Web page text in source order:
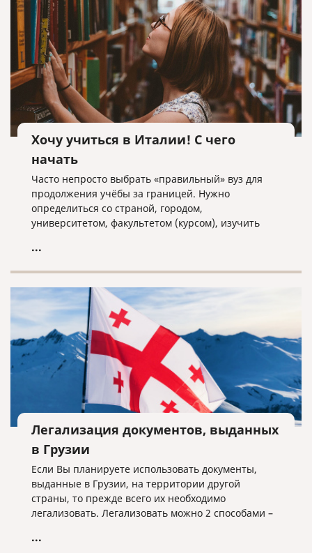
Хочу учиться в Италии! С чего
начать
Часто непросто выбрать «правильный» вуз для
продолжения учёбы за границей. Нужно
определиться со страной, городом,
университетом, факультетом (курсом), изучить
документы для поступления, подготовиться и
становится еще сложнее. Но если выбор уже пал
на Италию, мы поможем разобраться во многих
нюансах.
...
Легализация документов, выданных
в Грузии
Если Вы планируете использовать документы,
выданные в Грузии, на территории другой
страны, то прежде всего их необходимо
легализовать. Легализовать можно 2 способами –
консульская легализация. Для того, чтобы понять
...